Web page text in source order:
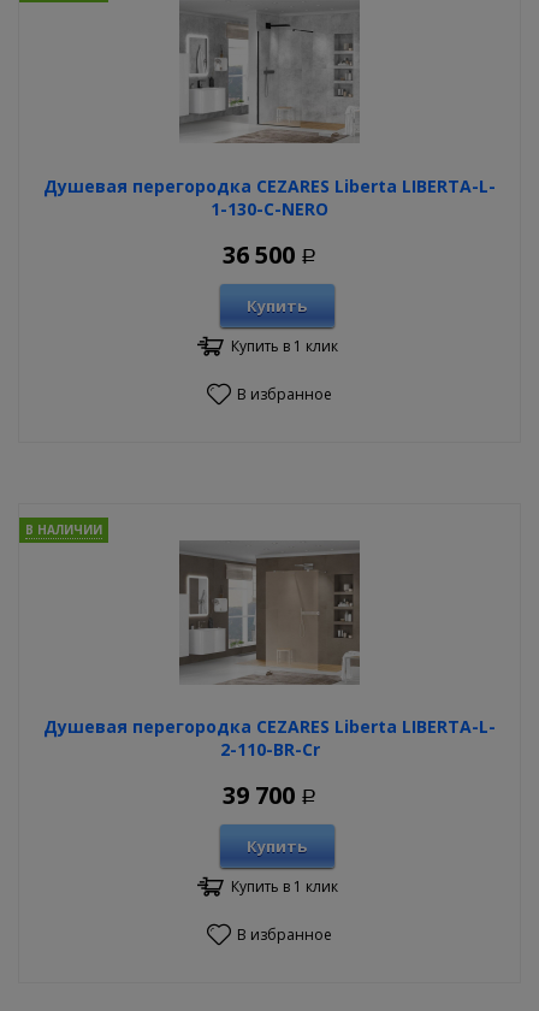
Душевая перегородка CEZARES Liberta LIBERTA-L-
1-130-C-NERO
36 500 Р
Купить
Купить в 1 клик
В избранное
Душевая перегородка CEZARES Liberta LIBERTA-L-
2-110-BR-Cr
В НАЛИЧИИ
39 700 Р
Купить
Купить в 1 клик
В избранное